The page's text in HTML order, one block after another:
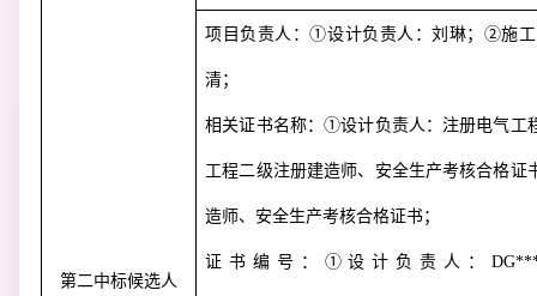
第二中标候选人
项目负责人：①设计负责人：刘琳；②施
清；
相关证书名称：①设计负责人：注册电气工
工程二级注册建造师、安全生产考核合格
造师、安全生产考核合格证书；
证书编号：①设计负责人：